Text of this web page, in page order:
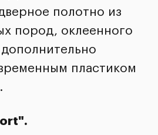
полотно из
пород, оклеенного
пластиком